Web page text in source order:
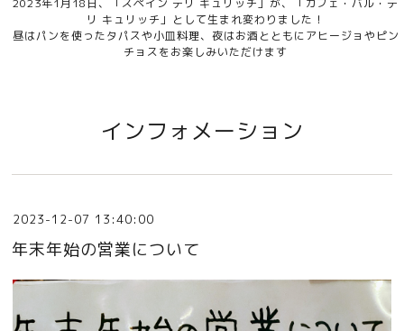
2023年1月18日、「スペイン デリ キュリッチ」が、「カフェ・バル・デ
リ キュリッチ」として生まれ変わりました！
昼はパンを使ったタパスや小皿料理、夜はお酒とともにアヒージョやピン
チョスをお楽しみいただけます
インフォメーション
2023-12-07 13:40:00
年末年始の営業について